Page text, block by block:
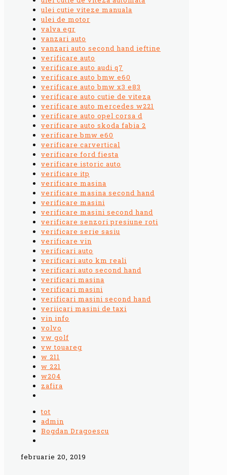
ulei cutie viteze manuala
ulei de motor
valva egr
vanzari auto
vanzari auto second hand ieftine
verificare auto
verificare auto audi q7
verificare auto bmw e60
verificare auto bmw x3 e83
verificare auto cutie de viteza
verificare auto mercedes w221
verificare auto opel corsa d
verificare auto skoda fabia 2
verificare bmw e60
verificare carvertical
verificare ford fiesta
verificare istoric auto
verificare itp
verificare masina
verificare masina second hand
verificare masini
verificare masini second hand
verificare senzori presiune roti
verificare serie sasiu
verificare vin
verificari auto
verificari auto km reali
verificari auto second hand
verificari masina
verificari masini
verificari masini second hand
veriicari masini de taxi
vin info
volvo
vw golf
vw touareg
w 211
w 221
w204
zafira
tot
admin
Bogdan Dragoescu
februarie 20, 2019